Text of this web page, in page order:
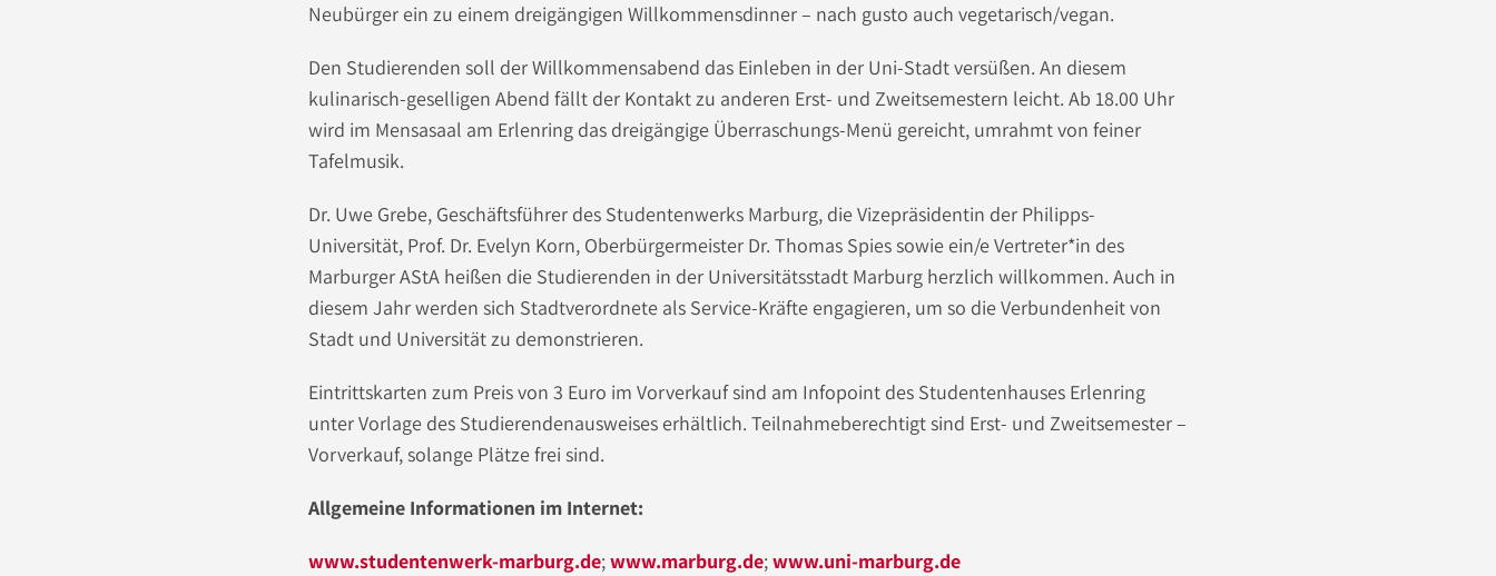
Neubürger ein zu einem dreigängigen Willkommensdinner – nach gusto auch vegetarisch/vegan.
Den Studierenden soll der Willkommensabend das Einleben in der Uni-Stadt versüßen. An diesem
kulinarisch-geselligen Abend fällt der Kontakt zu anderen Erst- und Zweitsemestern leicht. Ab 18.00 Uhr
wird im Mensasaal am Erlenring das dreigängige Überraschungs-Menü gereicht, umrahmt von feiner
Tafelmusik.
Dr. Uwe Grebe, Geschäftsführer des Studentenwerks Marburg, die Vizepräsidentin der Philipps-
Universität, Prof. Dr. Evelyn Korn, Oberbürgermeister Dr. Thomas Spies sowie ein/e Vertreter*in des
Marburger AStA heißen die Studierenden in der Universitätsstadt Marburg herzlich willkommen. Auch in
diesem Jahr werden sich Stadtverordnete als Service-Kräfte engagieren, um so die Verbundenheit von
Stadt und Universität zu demonstrieren.
Eintrittskarten zum Preis von 3 Euro im Vorverkauf sind am Infopoint des Studentenhauses Erlenring
unter Vorlage des Studierendenausweises erhältlich. Teilnahmeberechtigt sind Erst- und Zweitsemester –
Vorverkauf, solange Plätze frei sind.
Allgemeine Informationen im Internet:
www.studentenwerk-marburg.de;www.marburg.de;www.uni-marburg.de